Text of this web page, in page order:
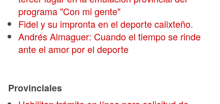
programa "Con mi gente"
Fidel y su impronta en el deporte calixteño.
Andrés Almaguer: Cuando el tiempo se rinde
ante el amor por el deporte
Provinciales